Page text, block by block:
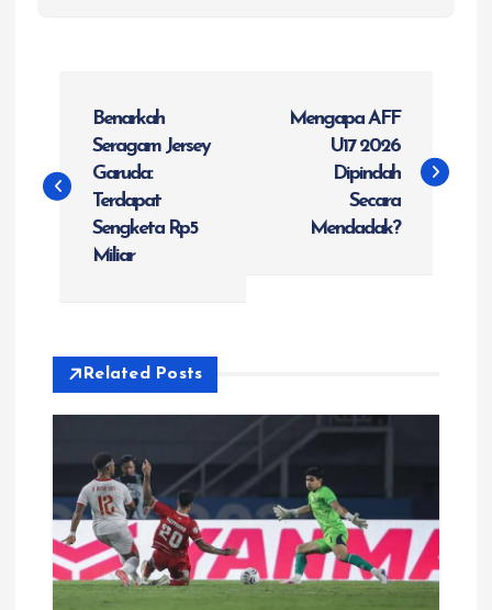
v
a
s
p
o
Benarkah
Seragam Jersey
Garuda:
Terdapat
Sengketa Rp5
Miliar
Mengapa AFF
U17 2026
Dipindah
Secara
Mendadak?
Related Posts